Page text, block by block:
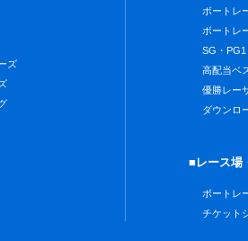
ズ
ボートレ
ボートレ
SG・
高配当ベ
優勝レー
ダウンロ
■レース場
ボートレ
チケット